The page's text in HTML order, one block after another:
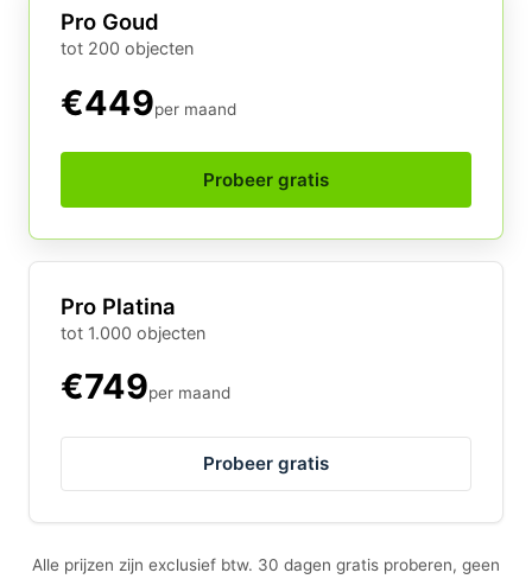
Pro Goud
tot 200 objecten
€449per maand
Probeer gratis
Pro Platina
tot 1.000 objecten
€749per maand
Probeer gratis
Alle prijzen zijn exclusief btw. 30 dagen gratis proberen, geen